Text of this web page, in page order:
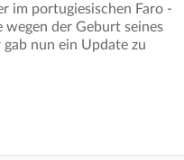
im portugiesischen Faro -
wegen der Geburt seines
nun ein Update zu